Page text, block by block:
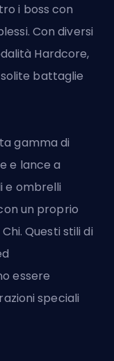
i boss con
Con diversi
Hardcore,
battaglie
gamma di
e lance a
e ombrelli
un proprio
Questi stili di
essere
speciali